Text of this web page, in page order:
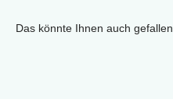
Das könnte Ihnen auch gefallen